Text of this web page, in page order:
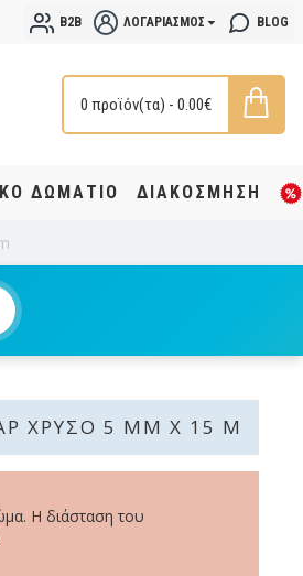
B2B ΛΟΓΑΡΙΑΣΜΌΣ BLOG
0 προϊόν(τα) - 0.00€
ΔΩΜΑΤΙΟ ΔΙΑΚΟΣΜΗΣΗ
ΧΡΥΣΌ 5 MM X 15 M
Η διάσταση του